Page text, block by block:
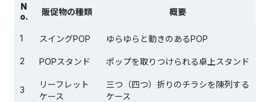
N
o.
販促物の種類 概要
1 スイングPOP ゆらゆらと動きのあるPOP
2 POPスタンド ポップを取りつけられる卓上スタンド
3
リーフレット
ケース
三つ（四つ）折りのチラシを陳列する
ケース